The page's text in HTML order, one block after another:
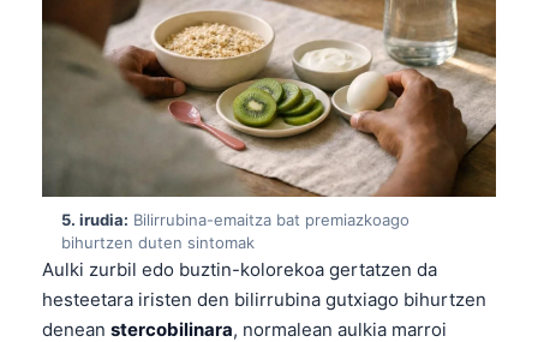
5. irudia: Bilirrubina-emaitza bat premiazkoago
bihurtzen duten sintomak
Aulki zurbil edo buztin-kolorekoa gertatzen da
hesteetara iristen den bilirrubina gutxiago bihurtzen
denean stercobilinara, normalean aulkia marroi